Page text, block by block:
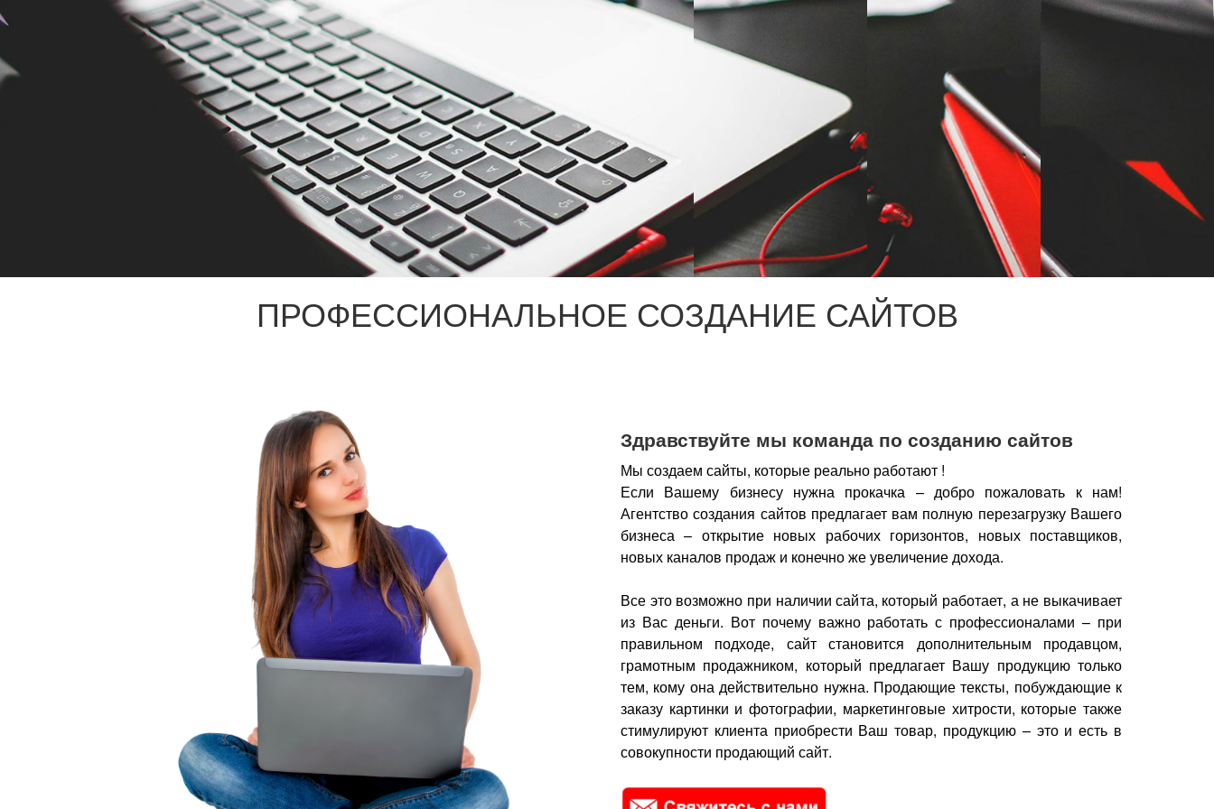
ПРОФЕССИОНАЛЬНОЕ СОЗДАНИЕ САЙТОВ
Здравствуйте мы команда по созданию сайтов
Мы создаем сайты, которые реально работают !
Если Вашему бизнесу нужна прокачка – добро пожаловать к нам!
Агентство создания сайтов предлагает вам полную перезагрузку Вашего
бизнеса – открытие новых рабочих горизонтов, новых поставщиков,
новых каналов продаж и конечно же увеличение дохода.
Все это возможно при наличии сайта, который работает, а не выкачивает
из Вас деньги. Вот почему важно работать с профессионалами – при
правильном подходе, сайт становится дополнительным продавцом,
грамотным продажником, который предлагает Вашу продукцию только
тем, кому она действительно нужна. Продающие тексты, побуждающие к
заказу картинки и фотографии, маркетинговые хитрости, которые также
стимулируют клиента приобрести Ваш товар, продукцию – это и есть в
совокупности продающий сайт.